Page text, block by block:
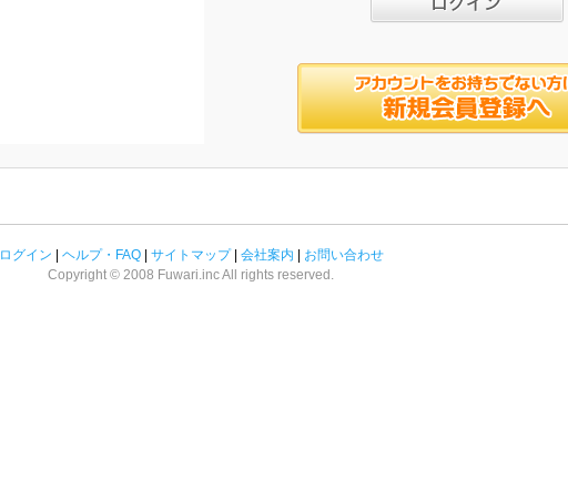
ログイン ヘルプ・FAQ| サイトマップ| 会社案内
お問い合わせ
Copyright © 2008 Fuwari.inc All rights reserved.